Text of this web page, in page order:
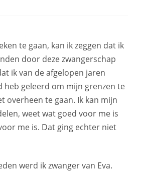
te gaan, kan ik zeggen dat ik
door deze zwangerschap
ik van de afgelopen jaren
heb geleerd om mijn grenzen te
overheen te gaan. Ik kan mijn
weet wat goed voor me is
me is. Dat ging echter niet
werd ik zwanger van Eva.